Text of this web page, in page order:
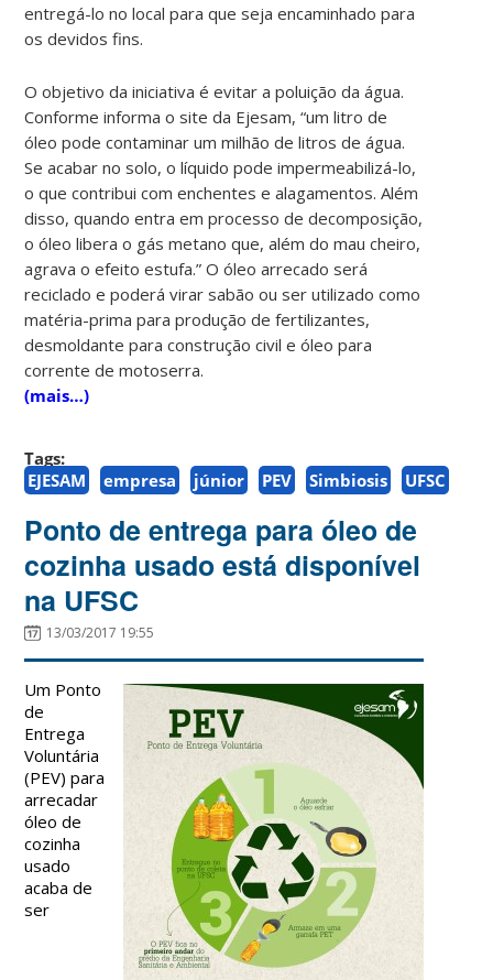
entregá-lo no local para que seja encaminhado para
os devidos fins.
O objetivo da iniciativa é evitar a poluição da água.
Conforme informa o site da Ejesam, “um litro de
óleo pode contaminar um milhão de litros de água.
Se acabar no solo, o líquido pode impermeabilizá-lo,
o que contribui com enchentes e alagamentos. Além
disso, quando entra em processo de decomposição,
o óleo libera o gás metano que, além do mau cheiro,
agrava o efeito estufa.” O óleo arrecado será
reciclado e poderá virar sabão ou ser utilizado como
matéria-prima para produção de fertilizantes,
desmoldante para construção civil e óleo para
corrente de motoserra.
(mais…)
Tags:
EJESAM
empresa júnior PEV Simbiosis UFSC
Ponto de entrega para óleo de
cozinha usado está disponível
na UFSC
13/03/2017 19:55
Um Ponto
de
Entrega
Voluntária
(PEV) para
arrecadar
óleo de
cozinha
usado
acaba de
ser